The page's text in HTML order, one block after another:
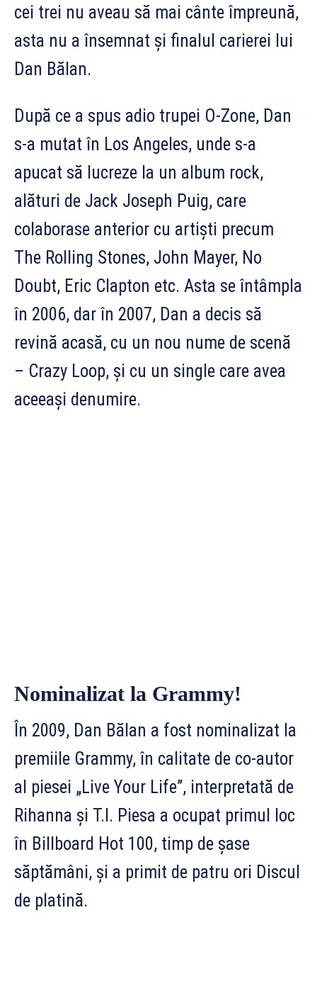
cei trei nu aveau să mai cânte împreună,
asta nu a însemnat și finalul carierei lui
Dan Bălan.
După ce a spus adio trupei O-Zone, Dan
s-a mutat în Los Angeles, unde s-a
apucat să lucreze la un album rock,
alături de Jack Joseph Puig, care
colaborase anterior cu artiști precum
The Rolling Stones, John Mayer, No
Doubt, Eric Clapton etc. Asta se întâmpla
în 2006, dar în 2007, Dan a decis să
revină acasă, cu un nou nume de scenă
– Crazy Loop, și cu un single care avea
aceeași denumire.
Nominalizat la Grammy!
În 2009, Dan Bălan a fost nominalizat la
premiile Grammy, în calitate de co-autor
al piesei „Live Your Life”, interpretată de
Rihanna și T.I. Piesa a ocupat primul loc
în Billboard Hot 100, timp de șase
săptămâni, și a primit de patru ori Discul
de platină.